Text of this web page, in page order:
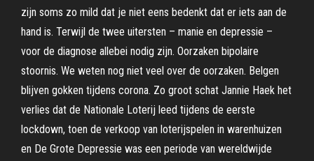
zijn soms zo mild dat je niet eens bedenkt dat er iets aan de
hand is. Terwijl de twee uitersten – manie en depressie –
voor de diagnose allebei nodig zijn. Oorzaken bipolaire
stoornis. We weten nog niet veel over de oorzaken. Belgen
blijven gokken tijdens corona. Zo groot schat Jannie Haek het
verlies dat de Nationale Loterij leed tijdens de eerste
lockdown, toen de verkoop van loterijspelen in warenhuizen
en De Grote Depressie was een periode van wereldwijde